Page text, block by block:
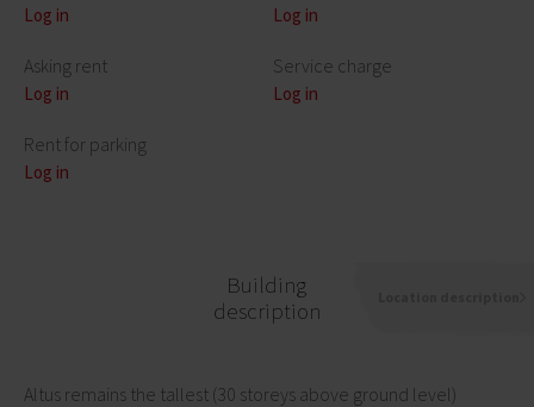
Log in
Asking rent
Log in
Rent for parking
Log in
Log in
Service charge
Log in
Building
description
Altus remains the tallest (30 storeys above ground level)